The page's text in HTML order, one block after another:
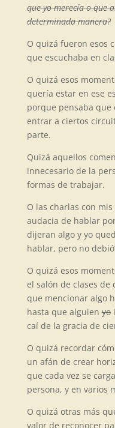
que yo merecía o que
determinada manera?
O quizá fueron esos
que escuchaba en
O quizá esos
quería estar en ese
porque pensaba que
entrar a ciertos
parte.
Quizá aquellos
innecesario de la
formas de trabajar.
O las charlas con
audacia de hablar
dijeran algo y yo
hablar, pero no
O quizá esos
el salón de clases
que mencionar algo
hasta que alguienyo
caí de la gracia de
O quizá recordar
un afán de crear
que cada vez se
persona, y en varios
O quizá otras más
valor de reconocer